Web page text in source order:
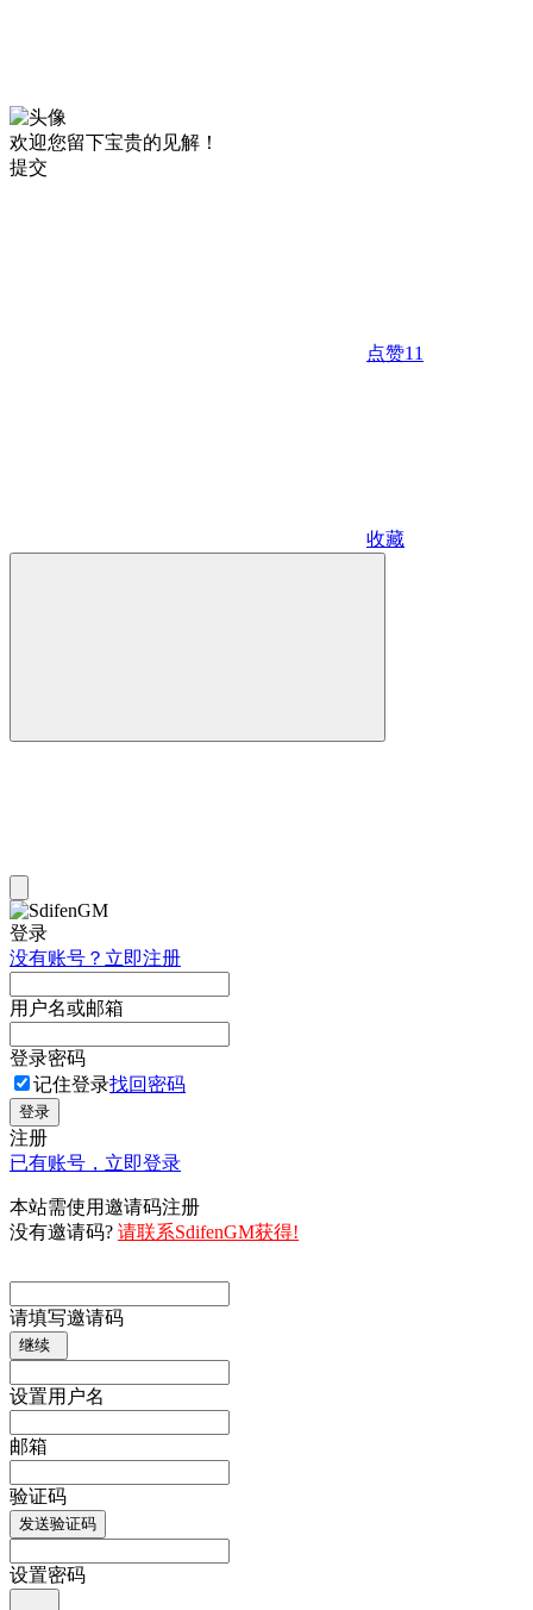
欢迎您留下宝贵的见解！
提交
点赞11
收藏
登录
没有账号？立即注册
用户名或邮箱
登录密码
记住登录找回密码
登录
注册
已有账号，立即登录
本站需使用邀请码注册
没有邀请码? 请联系SdifenGM获得!
请填写邀请码
继续
设置用户名
邮箱
验证码
发送验证码
设置密码